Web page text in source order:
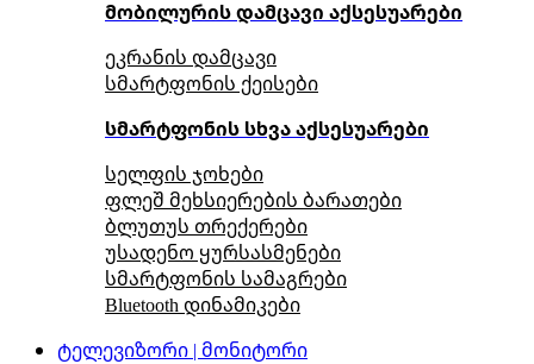
მობილურის დამცავი აქსესუარები
ეკრანის დამცავი
სმარტფონის ქეისები
სმარტფონის სხვა აქსესუარები
სელფის ჯოხები
ფლეშ მეხსიერების ბარათები
ბლუთუს თრექერები
უსადენო ყურსასმენები
სმარტფონის სამაგრები
Bluetooth დინამიკები
ტელევიზორი | მონიტორი